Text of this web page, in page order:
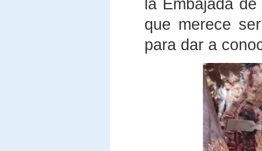
la Embajada
que merece
para dar a